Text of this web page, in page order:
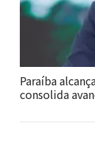
Paraíba
consolida